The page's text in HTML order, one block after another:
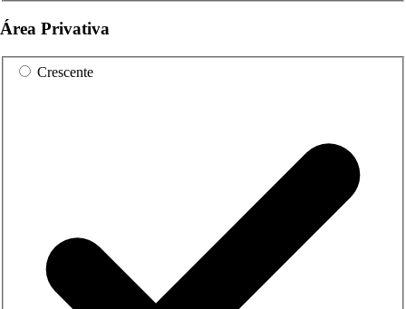
Área Privativa
Crescente